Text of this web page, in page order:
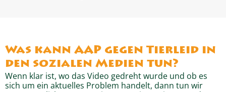
Was kann AAP gegen Tierleid in
den sozialen Medien tun?
Wenn klar ist, wo das Video gedreht wurde und ob es
sich um ein aktuelles Problem handelt, dann tun wir